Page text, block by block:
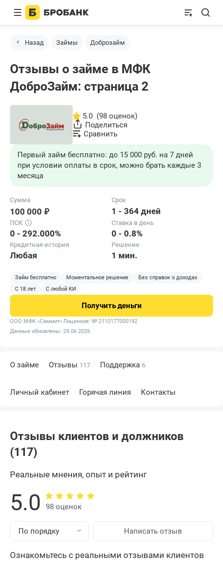
Назад Займы Доброзайм
Отзывы о займе в МФК
ДоброЗайм: страница 2
5.0 (98 оценок)
Поделиться
Сравнить
Первый займ бесплатно: до 15 000 руб. на 7 дней
при условии оплаты в срок, можно брать каждые 3
месяца
Сумма
100 000 ₽
Срок
1 - 364 дней
ПСК
0 - 292.000%
Ставка в день
0 - 0.8%
Кредитная история
Любая
Решение
1 мин.
Займ бесплатно Моментальное решение
Без справок о доходах
С 18 лет
С любой КИ
Получитьденьги
ООО МФК «Саммит»Лицензия: № 2110177000192
Данные обновлены: 29.06.2026
О займе Отзывы 117 Поддержка 6
Личный кабинет Горячая линия Контакты
Отзывы клиентов и должников
(117)
Реальные мнения, опыт и рейтинг
5.0 98 оценок
По порядку Написать отзыв
Ознакомьтесь с реальными отзывами клиентов